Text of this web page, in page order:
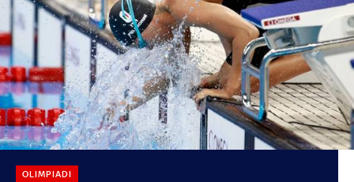
OLIMPIADI